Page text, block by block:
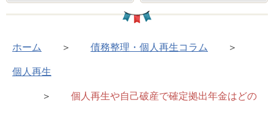
ホーム ＞ 債務整理・個人再生コラム ＞
個人再生
＞ 個人再生や自己破産で確定拠出年金はどの